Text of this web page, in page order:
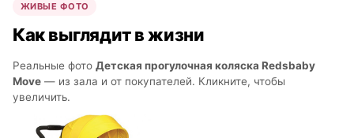
ЖИВЫЕ ФОТО
Как выглядит в жизни
Реальные фото Детская прогулочная коляска Redsbaby
Move — из зала и от покупателей. Кликните, чтобы
увеличить.